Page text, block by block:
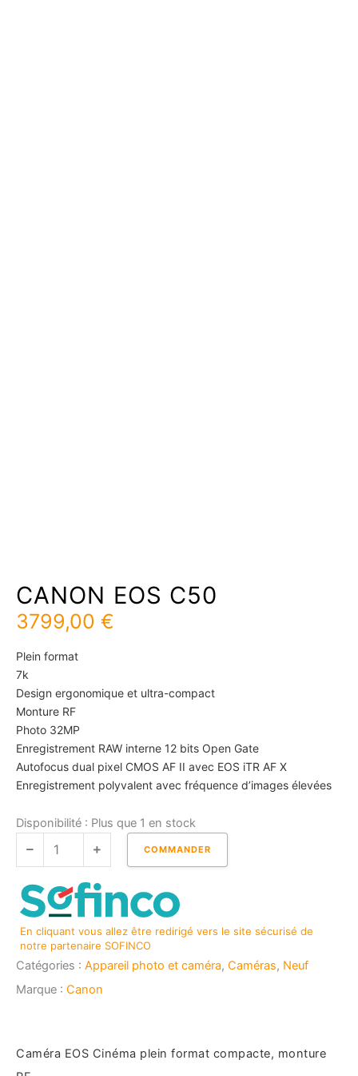
CANON EOS C50
3799,00 €
Plein format
7k
Design ergonomique et ultra-compact
Monture RF
Photo 32MP
Enregistrement RAW interne 12 bits Open Gate
Autofocus dual pixel CMOS AF II avec EOS iTR AF X
Enregistrement polyvalent avec fréquence d’images élevées
Disponibilité : Plus que 1 en stock
quantité
C50
COMMANDER
En cliquant vous allez être redirigé vers le site sécurisé de
notre partenaire SOFINCO
Catégories : Appareil photo et caméra, Caméras, Neuf
Marque : Canon
Caméra EOS Cinéma plein format compacte, monture